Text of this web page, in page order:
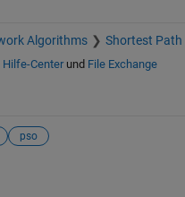
Algorithms Shortest Path
Hilfe-Centerund File Exchange
pso